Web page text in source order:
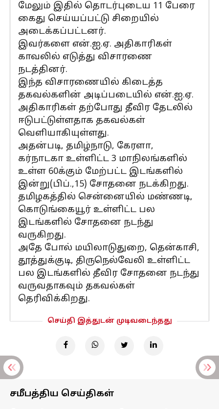
மேலும் இதில் தொடர்புடைய 11 பேரை
கைது செய்யப்பட்டு சிறையில்
அடைக்கப்பட்டனர்.
இவர்களை என்.ஐ.ஏ. அதிகாரிகள்
காவலில் எடுத்து விசாரணை
நடத்தினர்.
இந்த விசாரணையில் கிடைத்த
தகவல்களின் அடிப்படையில் என்.ஐ.ஏ.
அதிகாரிகள் தற்போது தீவிர தேடலில்
ஈடுபட்டுள்ளதாக தகவல்கள்
வெளியாகியுள்ளது.
அதன்படி, தமிழ்நாடு, கேரளா,
கர்நாடகா உள்ளிட்ட 3 மாநிலங்களில்
உள்ள 60க்கும் மேற்பட்ட இடங்களில்
இன்று(பிப்.,15) சோதனை நடக்கிறது.
தமிழகத்தில் சென்னையில் மண்ணடி,
கொடுங்கையூர் உள்ளிட்ட பல
இடங்களில் சோதனை நடந்து
வருகிறது.
அதே போல் மயிலாடுதுறை, தென்காசி,
தூத்துக்குடி, திருநெல்வேலி உள்ளிட்ட
பல இடங்களில் தீவிர சோதனை நடந்து
வருவதாகவும் தகவல்கள்
தெரிவிக்கிறது.
செய்தி இத்துடன் முடிவடைந்தது
சமீபத்திய செய்திகள்